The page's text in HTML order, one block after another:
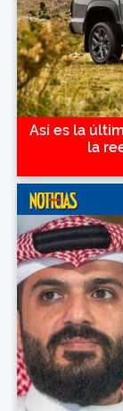
Así es la
la